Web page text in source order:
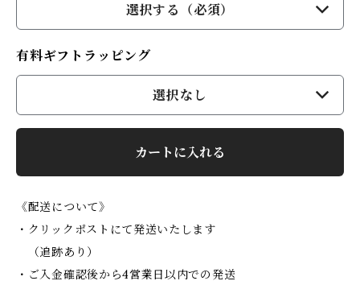
選択する（必須）
有料ギフトラッピング
選択なし
カートに入れる
《配送について》
・クリックポストにて発送いたします
（追跡あり）
・ご入金確認後から4営業日以内での発送